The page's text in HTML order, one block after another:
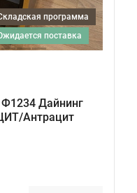
Складская программа
ожидается поставка
Дайнинг
Антрацит